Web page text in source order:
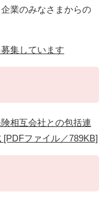
業のみなさまからの
集しています
相互会社との包括連
ファイル／789KB]